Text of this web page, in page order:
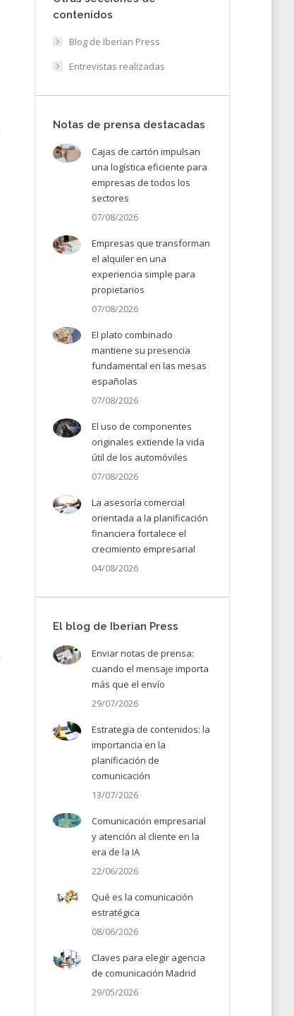
contenidos
Blog de Iberian Press
Entrevistas realizadas
Notas de prensa destacadas
Cajas de cartón impulsan
una logística eficiente para
empresas de todos los
sectores
07/08/2026
Empresas que transforman
el alquiler en una
experiencia simple para
propietarios
07/08/2026
El plato combinado
mantiene su presencia
fundamental en las mesas
españolas
07/08/2026
El uso de componentes
originales extiende la vida
útil de los automóviles
07/08/2026
La asesoría comercial
orientada a la planificación
financiera fortalece el
crecimiento empresarial
04/08/2026
El blog de Iberian Press
Enviar notas de prensa:
cuando el mensaje importa
más que el envío
29/07/2026
Estrategia de contenidos: la
importancia en la
planificación de
comunicación
13/07/2026
Comunicación empresarial
y atención al cliente en la
era de la IA
22/06/2026
Qué es la comunicación
estratégica
08/06/2026
Claves para elegir agencia
de comunicación Madrid
29/05/2026